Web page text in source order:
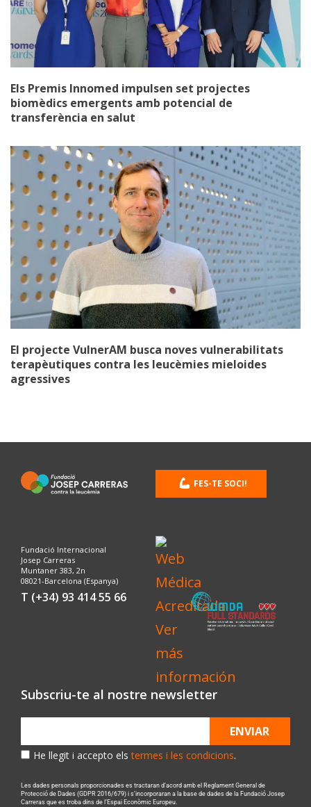
Els Premis Innomed impulsen set projectes
biomèdics emergents amb potencial de
transferència en salut
El projecte VulnerAM busca noves vulnerabilitats
terapèutiques contra les leucèmies mieloides
agressives
Fundació Internacional
Josep Carreras
Muntaner 383, 2n
08021-Barcelona (Espanya)
T (+34) 93 414 55 66
FES-TE SOCI!
Subscriu-te al nostre newsletter
He llegit i accepto elstermes i les condicions.
ENVIAR
Les dades personals proporcionades es tractaran d’acord amb el Reglament General de
Protecció de Dades (GDPR 2016/679) i s’incorporaran a la base de dades de la Fundació Josep
Carreras que es troba dins de l’Espai Econòmic Europeu.